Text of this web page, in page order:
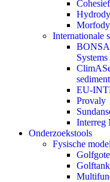
Internationale
EU-
Provaly
Onderzoekstools
Fysische
Golftank